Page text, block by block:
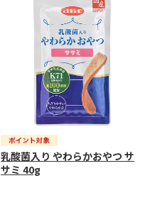
乳酸菌入り やわらかおやつ サ
サミ 40g